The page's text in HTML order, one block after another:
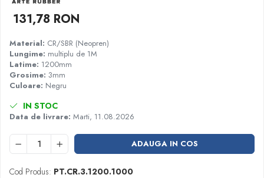
Garnituri racord filetat
Garnituri tip flanse
Pentru etansari cu gauri de trecere a
prezoanelor (full face) conform DIN
86071
Pentru flanse plate cu umar (RF) conform
DIN 2690
131,78 RON
Material: CR/SBR (Neopren)
Lungime: multiplu de 1M
Latime: 1200mm
Grosime: 3mm
Culoare: Negru
IN STOC
Data de livrare: Marti, 11.08.2026
ADAUGA IN COS
Cod Produs: PT.CR.3.1200.1000